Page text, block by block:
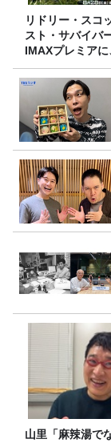
リドリー・スコ
スト・サバイバ
IMAXプレミア
スナー60名をご
山里「麻辣湯で